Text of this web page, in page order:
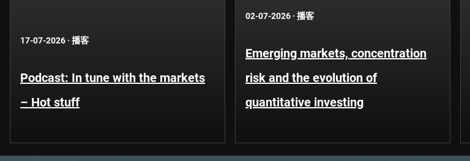
17-07-2026 · 播客
Podcast: In tune with the markets
– Hot stuff
02-07-2026 · 播客
Emerging markets, concentration
risk and the evolution of
quantitative investing